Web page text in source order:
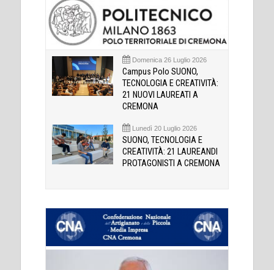
Domenica 26 Luglio 2026
Campus Polo SUONO,
TECNOLOGIA E CREATIVITÀ:
21 NUOVI LAUREATI A
CREMONA
Lunedì 20 Luglio 2026
SUONO, TECNOLOGIA E
CREATIVITÀ: 21 LAUREANDI
PROTAGONISTI A CREMONA